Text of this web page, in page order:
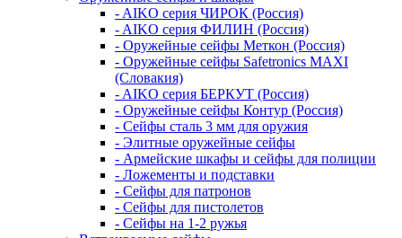
- AIKO серия ЧИРОК (Россия)
- AIKO серия ФИЛИН (Россия)
- Оружейные сейфы Меткон (Россия)
- Оружейные сейфы Safetronics MAXI
(Словакия)
- AIKO серия БЕРКУТ (Россия)
- Оружейные сейфы Контур (Россия)
- Сейфы сталь 3 мм для оружия
- Элитные оружейные сейфы
- Армейские шкафы и сейфы для полиции
- Ложементы и подставки
- Сейфы для патронов
- Сейфы для пистолетов
- Сейфы на 1-2 ружья